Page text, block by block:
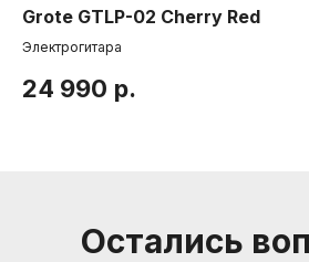
Grote GTLP-02 Cherry Red
Электрогитара
24 990 р.
Остались
Услуги гитарного мастера
Способы доставки
Информация
nevemusicshop@gmail.com